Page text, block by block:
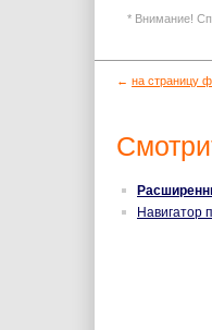
* Внимание!
← на страницу
Навигатор